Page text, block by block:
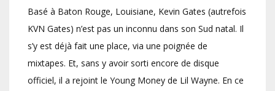
Basé à Baton Rouge, Louisiane, Kevin Gates (autrefois
KVN Gates) n’est pas un inconnu dans son Sud natal. Il
s’y est déjà fait une place, via une poignée de
mixtapes. Et, sans y avoir sorti encore de disque
officiel, il a rejoint le Young Money de Lil Wayne. En ce